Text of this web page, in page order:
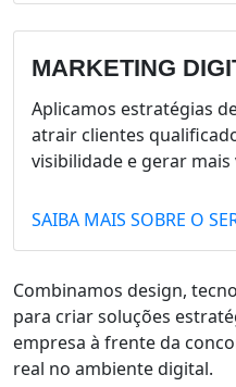
MARKETING
Aplicamos estratégias
atrair clientes
visibilidade e gerar
SAIBA MAIS SOBRE O
Combinamos design,
para criar soluções
empresa à frente da
real no ambiente digital.